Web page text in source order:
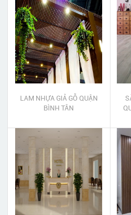
LAM NHỰA GIẢ GỖ QUẬN
BÌNH TÂN